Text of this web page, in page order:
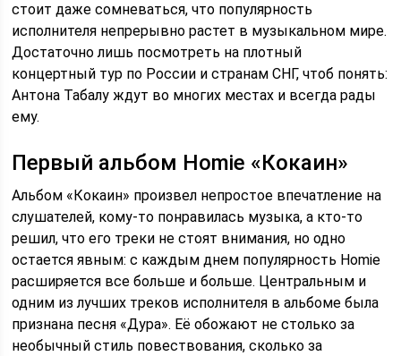
стоит даже сомневаться, что популярность
исполнителя непрерывно растет в музыкальном мире.
Достаточно лишь посмотреть на плотный
концертный тур по России и странам СНГ, чтоб понять:
Антона Табалу ждут во многих местах и всегда рады
ему.
Первый альбом Homie «Кокаин»
Альбом «Кокаин» произвел непростое впечатление на
слушателей, кому-то понравилась музыка, а кто-то
решил, что его треки не стоят внимания, но одно
остается явным: с каждым днем популярность Homie
расширяется все больше и больше. Центральным и
одним из лучших треков исполнителя в альбоме была
признана песня «Дура». Её обожают не столько за
необычный стиль повествования, сколько за